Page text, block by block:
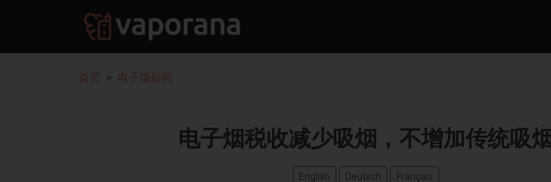
首页 电子烟新闻
电子烟税收减少吸烟，不增加传统吸烟
English Deutsch Français